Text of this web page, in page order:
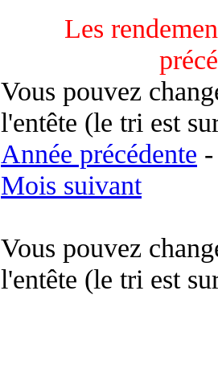
Les
Vous pouvez
l'entête (le tri est
Année précédente -
Mois suivant
Vous pouvez
l'entête (le tri est